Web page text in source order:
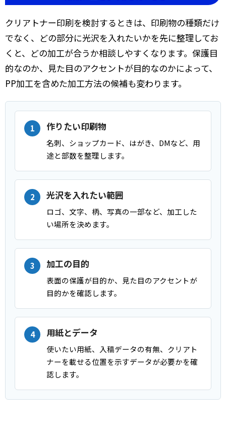
クリアトナー印刷を検討するときは、印刷物の種類だけ
でなく、どの部分に光沢を入れたいかを先に整理してお
くと、どの加工が合うか相談しやすくなります。保護目
的なのか、見た目のアクセントが目的なのかによって、
PP加工を含めた加工方法の候補も変わります。
作りたい印刷物
名刺、ショップカード、はがき、DMなど、用
途と部数を整理します。
光沢を入れたい範囲
ロゴ、文字、柄、写真の一部など、加工した
い場所を決めます。
加工の目的
表面の保護が目的か、見た目のアクセントが
目的かを確認します。
用紙とデータ
使いたい用紙、入稿データの有無、クリアト
ナーを載せる位置を示すデータが必要かを確
認します。